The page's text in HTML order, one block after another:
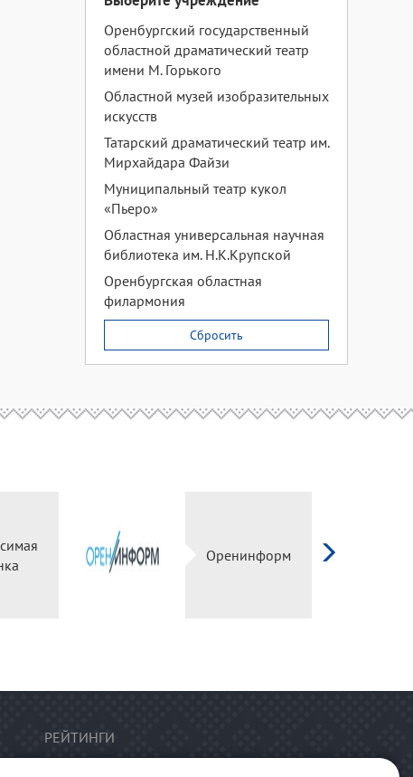
Оренбургский государственный
областной драматический театр
имени М. Горького
Областной музей изобразительных
искусств
Татарский драматический театр им.
Мирхайдара Файзи
Муниципальный театр кукол
«Пьеро»
Областная универсальная научная
библиотека им. Н.К.Крупской
Оренбургская областная
филармония
Сбросить
Оренинформ
РЕЙТИНГИ